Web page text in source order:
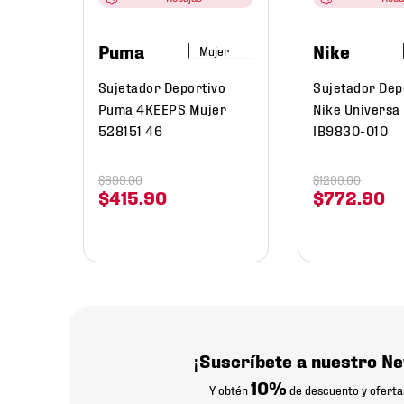
Puma Mujer
Sujetador Deportivo
Puma 4KEEPS Mujer
528151 46
$415.90
$699.00
Nike
Sujetador
Nike
IB9830-010
$772.90
$1299.00
¡Suscríbete a nuestro
Y obtén10% de descuento y